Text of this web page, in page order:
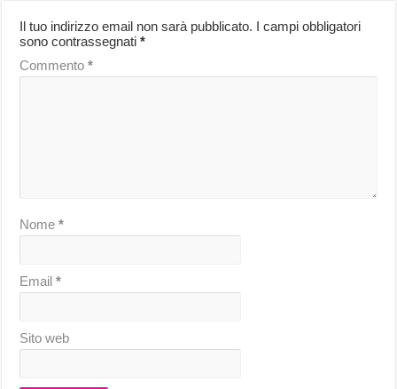
Il tuo indirizzo email non sarà pubblicato. I campi obbligatori
sono contrassegnati*
Commento*
Nome*
Email*
Sito web